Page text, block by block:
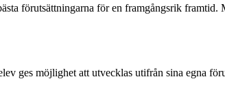
förutsättningarna för en framgångsrik framtid.
ges möjlighet att utvecklas utifrån sina egna